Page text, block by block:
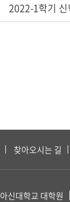
2022-1학기 신
찾아오시는 길
아신대학교 대학원